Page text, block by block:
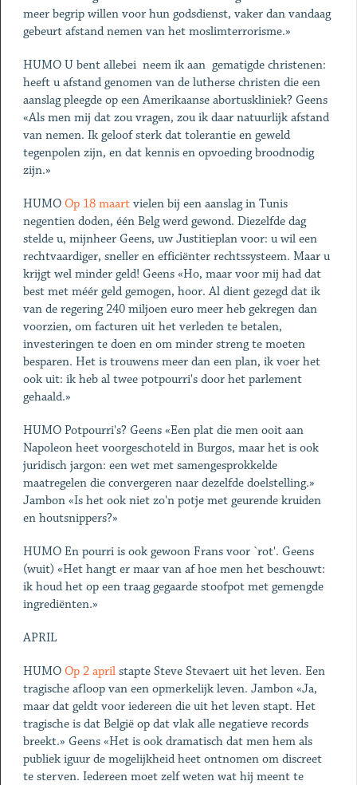
meer begrip willen voor hun godsdienst, vaker dan vandaag
gebeurt afstand nemen van het moslimterrorisme.»
HUMO U bent allebei ­ neem ik aan ­ gematigde christenen:
heeft u afstand genomen van de lutherse christen die een
aanslag pleegde op een Amerikaanse abortuskliniek? Geens
«Als men mij dat zou vragen, zou ik daar natuurlijk afstand
van nemen. Ik geloof sterk dat tolerantie en geweld
tegenpolen zijn, en dat kennis en opvoeding broodnodig
zijn.»
HUMO Op 18 maartvielen bij een aanslag in Tunis
negentien doden, één Belg werd gewond. Diezelfde dag
stelde u, mijnheer Geens, uw Justitieplan voor: u wil een
rechtvaardiger, sneller en efficiënter rechtssysteem. Maar u
krijgt wel minder geld! Geens «Ho, maar voor mij had dat
best met méér geld gemogen, hoor. Al dient gezegd dat ik
van de regering 240 miljoen euro meer heb gekregen dan
voorzien, om facturen uit het verleden te betalen,
investeringen te doen en om minder streng te moeten
besparen. Het is trouwens meer dan een plan, ik voer het
ook uit: ik heb al twee potpourri's door het parlement
gehaald.»
HUMO Potpourri's? Geens «Een plat die men ooit aan
Napoleon heet voorgeschoteld in Burgos, maar het is ook
juridisch jargon: een wet met samengesprokkelde
maatregelen die convergeren naar dezelfde doelstelling.»
Jambon «Is het ook niet zo'n potje met geurende kruiden
en houtsnippers?»
HUMO En pourri is ook gewoon Frans voor `rot'. Geens
(wuit) «Het hangt er maar van af hoe men het beschouwt:
ik houd het op een traag gegaarde stoofpot met gemengde
ingrediënten.»
APRIL
HUMO Op 2 aprilstapte Steve Stevaert uit het leven. Een
tragische afloop van een opmerkelijk leven. Jambon «Ja,
maar dat geldt voor iedereen die uit het leven stapt. Het
tragische is dat België op dat vlak alle negatieve records
breekt.» Geens «Het is ook dramatisch dat men hem als
publiek iguur de mogelijkheid heet ontnomen om discreet
te sterven. Iedereen moet zelf weten wat hij meent te